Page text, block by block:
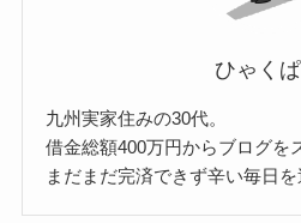
ひゃく
九州実家住みの30代。
借金総額400万円からブログを
まだまだ完済できず辛い毎日を